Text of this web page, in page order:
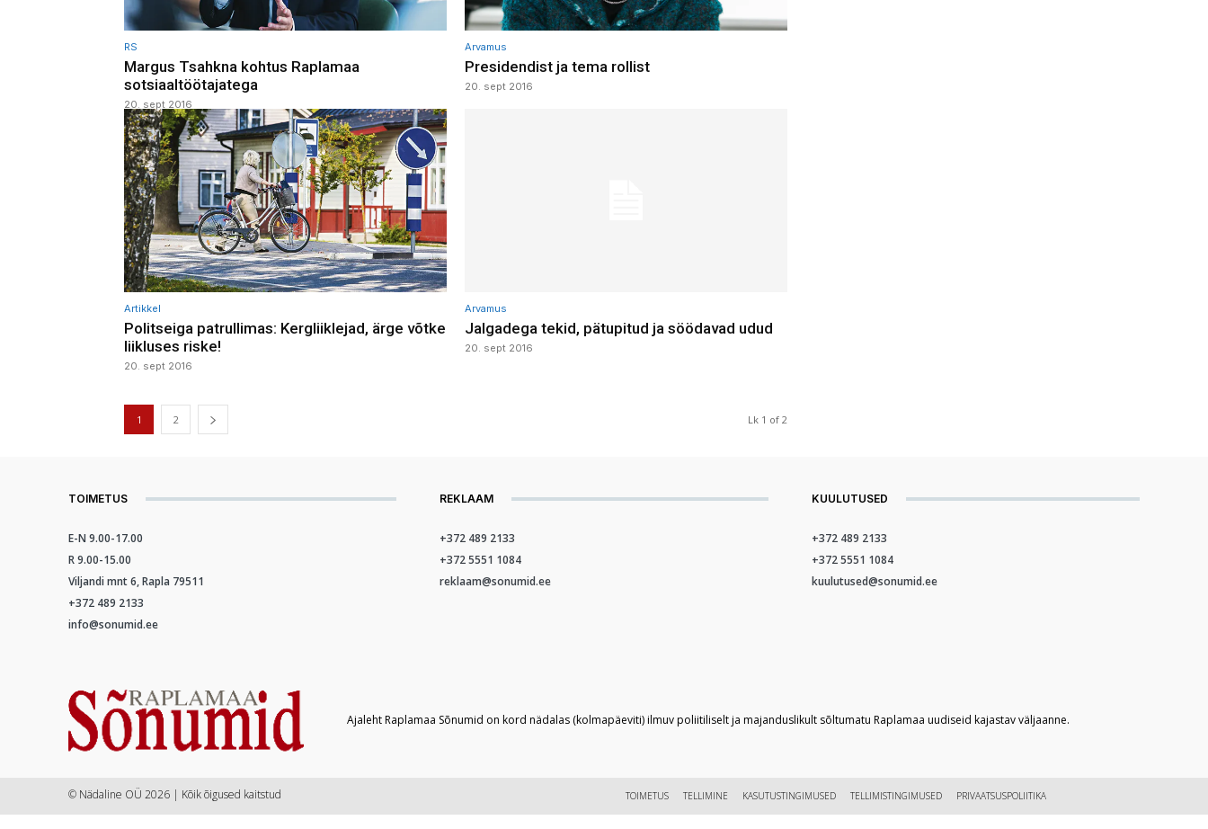
RS
Margus Tsahkna kohtus Raplamaa
sotsiaaltöötajatega
20. sept 2016
Arvamus
Presidendist ja tema rollist
20. sept 2016
Artikkel
Politseiga patrullimas: Kergliiklejad, ärge võtke
liikluses riske!
20. sept 2016
Arvamus
Jalgadega tekid, pätupitud ja söödavad udud
20. sept 2016
1 2 Lk 1 of 2
TOIMETUS
E-N 9.00-17.00
R 9.00-15.00
Viljandi mnt 6, Rapla 79511
+372 489 2133
info@sonumid.ee
REKLAAM
+372 489 2133
+372 5551 1084
reklaam@sonumid.ee
KUULUTUSED
+372 489 2133
+372 5551 1084
kuulutused@sonumid.ee
Ajaleht Raplamaa Sõnumid on kord nädalas (kolmapäeviti) ilmuv poliitiliselt ja majanduslikult sõltumatu Raplamaa uudiseid kajastav väljaanne.
© Nädaline OÜ 2026 | Kõik õigused kaitstud TOIMETUS TELLIMINE KASUTUSTINGIMUSED TELLIMISTINGIMUSED PRIVAATSUSPOLIITIKA